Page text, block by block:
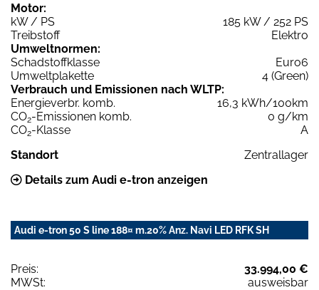
Motor:
kW / PS
185 kW / 252 PS
Treibstoff
Elektro
Umweltnormen:
Schadstoffklasse
Euro6
Umweltplakette
4 (Green)
Verbrauch und Emissionen nach WLTP:
Energieverbr. komb.
16,3 kWh/100km
CO2-Emissionen komb.
0 g/km
CO2-Klasse
A
Standort
Zentrallager
Details zum Audi e-tron anzeigen
Audi e-tron 50 S line 188¤ m.20% Anz. Navi LED RFK SH
Preis:
33.994,00 €
MWSt:
ausweisbar